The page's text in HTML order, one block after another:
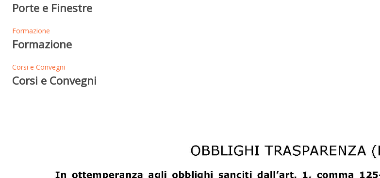
Porte e Finestre
Formazione
Formazione
Corsi e Convegni
Corsi e Convegni